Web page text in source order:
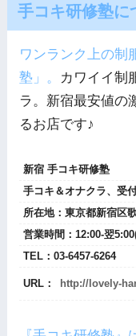
手コキ研修塾に
ワンランク上の制
塾」。
カワイイ制
ラ。新宿最安値の
るお店です♪
新宿 手コキ研修塾
手コキ＆オナクラ、受
所在地： 東京都新宿区
営業時間： 12:00-翌
TEL： 03-6457-6264
URL： http://lovely-